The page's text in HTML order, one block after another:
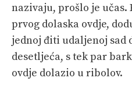
nazivaju, prošlo je učas.
prvog dolaska ovdje,
jednoj điti udaljenoj sad
desetljeća, s tek par
ovdje dolazio u ribolov.